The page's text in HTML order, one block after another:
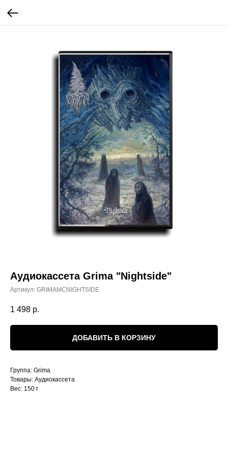
Аудиокассета Grima "Nightside"
Артикул: GRIMAMCNIGHTSIDE
1 498 р.
ДОБАВИТЬ В КОРЗИНУ
Группа: Grima
Товары: Аудиокассета
Вес: 150 г